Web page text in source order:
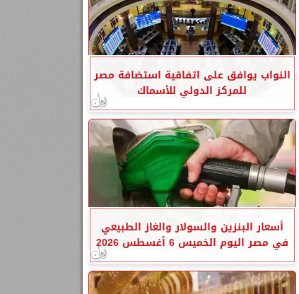
النواب يوافق على اتفاقية استضافة مصر
للمركز الدولي للأسماك
أسعار البنزين والسولار والغاز الطبيعي
في مصر اليوم الخميس 6 أغسطس 2026